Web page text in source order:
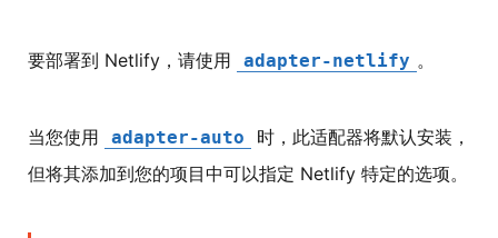
要部署到 Netlify，请使用 adapter-netlify 。
当您使用 adapter-auto
时，此适配器将默认安装，
但将其添加到您的项目中可以指定 Netlify 特定的选项。